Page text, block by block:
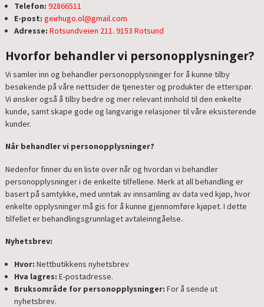
Telefon: 92866511
E-post: geirhugo.ol@gmail.com
Adresse: Rotsundveien 211. 9153 Rotsund
Hvorfor behandler vi personopplysninger?
Vi samler inn og behandler personopplysninger for å kunne tilby
besøkende på våre nettsider de tjenester og produkter de etterspør.
Vi ønsker også å tilby bedre og mer relevant innhold til den enkelte
kunde, samt skape gode og langvarige relasjoner til våre eksisterende
kunder.
Når behandler vi personopplysninger?
Nedenfor finner du en liste over når og hvordan vi behandler
personopplysninger i de enkelte tilfellene. Merk at all behandling er
basert på samtykke, med unntak av innsamling av data ved kjøp, hvor
enkelte opplysninger må gis for å kunne gjennomføre kjøpet. I dette
tilfellet er behandlingsgrunnlaget avtaleinngåelse.
Nyhetsbrev:
Hvor: Nettbutikkens nyhetsbrev
Hva lagres: E-postadresse.
Bruksområde for personopplysninger: For å sende ut
nyhetsbrev.